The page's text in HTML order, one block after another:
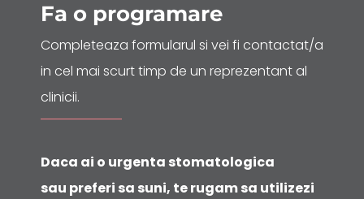
Fa o programare
Completeaza formularul si vei fi contactat/a
in cel mai scurt timp de un reprezentant al
clinicii.
Daca ai o urgenta stomatologica
sau preferi sa suni, te rugam sa utilizezi